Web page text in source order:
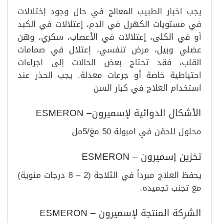
يجب اخبار الطبيب المعالج في حال وجود إختلالات
في مستويات الكهرل في الدم، إعتلالات في الكبد
أو في الكلى، إعتلالات في الأعصاب، سكري، وهن
عضلي وبيل، مرض تنفسي، إعتلال في صمامات
القلب، فقد تحتاج بعض الحالات إلى اجراءات
احتياطية خاصة أو جرعات معدلة. يجب الحذر عند
استخدام العلاج في كبار السن
الأشكال الدوائية لإسميرون– ESMERON
محلول للحقن في امبولة 50 مغ/5مل
تخزين إسميرون – ESMERON
يحفظ العلاج مبرداً في الثلاجة (2 – 8 درجات مئوية)
مع تجنب تجميده.
الشركة المنتجة لإسميرون – ESMERON